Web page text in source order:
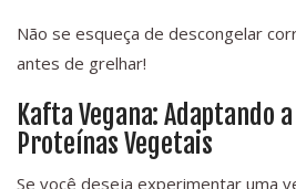
Não se esqueça de descongelar
antes de grelhar!
Kafta Vegana: Adaptando
Proteínas Vegetais
Se você deseja experimentar uma